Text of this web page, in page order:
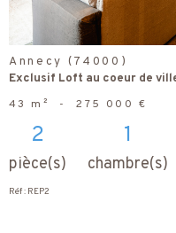
Annecy (74000)
Exclusif Loft au coeur de
43 m² - 275 000 €
2
pièce(s)
1
chambre(s)
Réf : REP2